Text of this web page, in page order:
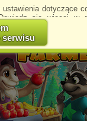
dotyczące
się więcej w
przeglądarki
strony Chomikuj.pl.
cookies
Zaufanych
analiza skuteczności
serwisu